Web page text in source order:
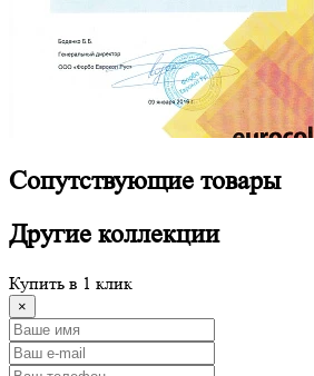
Сопутствующие товары
Другие коллекции
Купить в 1 клик
×